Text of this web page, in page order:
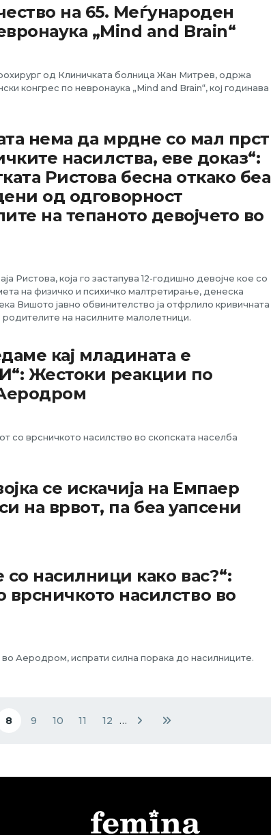
на 65. Меѓународен
„Mind and Brain“
од Клиничката болница Жан Митрев, одржа
конгрес по невронаука „Mind and Brain“, кој годинава
нема да мрдне со мал прст
насилства, еве доказ“:
Ристова бесна откако беа
од одговорност
на тепаното девојчето во
Ристова, која го застапува 12-годишно девојче кое со
на физичко и психичко малтретирање, денеска
Вишото јавно обвинителство ја отфрлило кривичната
родителите на насилните малолетници.
кај младината е
Жестоки реакции по
со врсничкото насилство во скопската населба
се искачија на Емпаер
на врвот, па беа уапсени
со насилници како вас?“:
насилство во
Аеродром, испрати силна порака до насилниците.
Current page
8 Page
9 Page
10 Page
11 Page
12 … Next pageLast page